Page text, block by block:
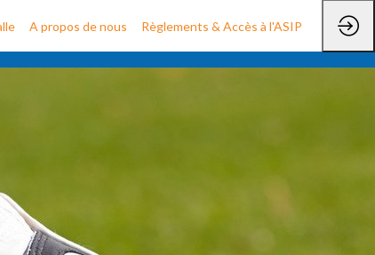
A propos de nous Règlements & Accès à l'ASIP